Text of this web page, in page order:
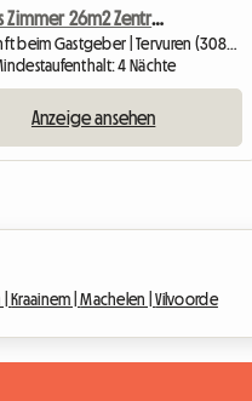
Großes Zimmer 26m2 Zentrum Tervuren-Nähe Brüssel/Leuven
Unterkunft beim Gastgeber | Tervuren (3080) | 26 M2
4 Nächte
Anzeige ansehen
|Kraainem |Machelen |Vilvoorde